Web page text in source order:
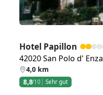
Hotel Papillon
42020 San Polo d' Enza
4,0 km
8,8/10 Sehr gut